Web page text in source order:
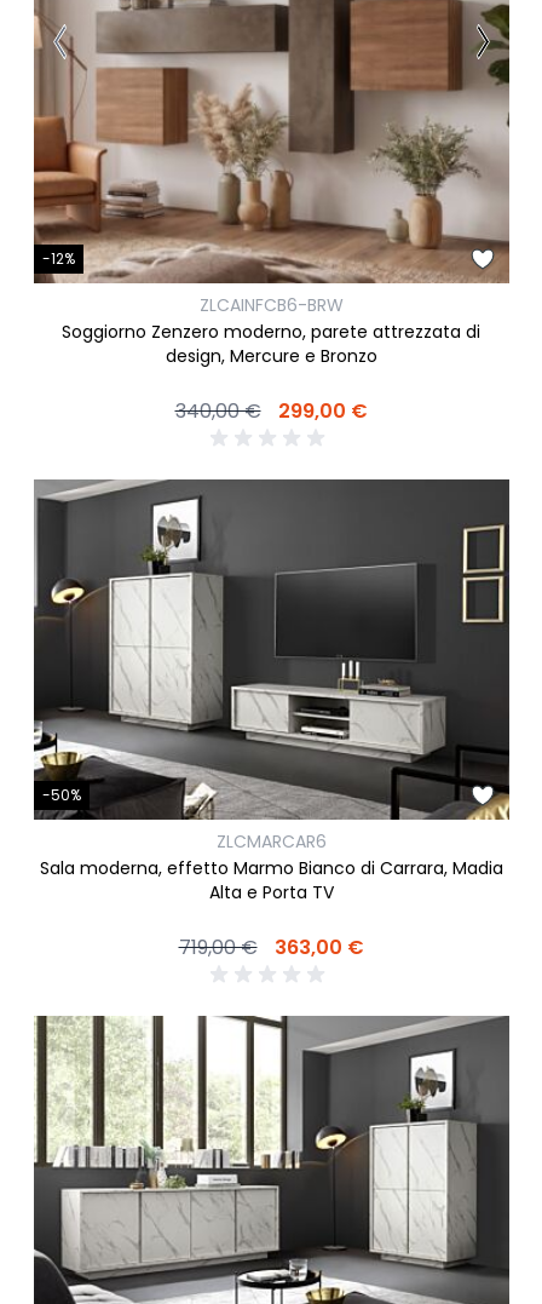
-12%
ZLCAINFCB6-BRW
Soggiorno Zenzero moderno, parete attrezzata di
design, Mercure e Bronzo
340,00 € 299,00 €
-50%
ZLCMARCAR6
Sala moderna, effetto Marmo Bianco di Carrara, Madia
Alta e Porta TV
719,00 € 363,00 €